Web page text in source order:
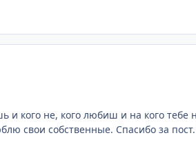
и кого не, кого любиш и на кого тебе
свои собственные. Спасибо за